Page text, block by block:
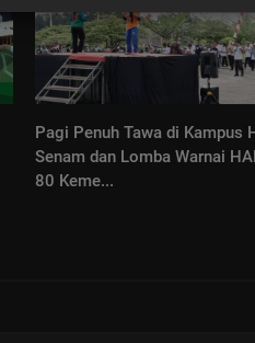
Pagi Penuh Tawa di Kampus
Senam dan Lomba Warnai
80 Keme...